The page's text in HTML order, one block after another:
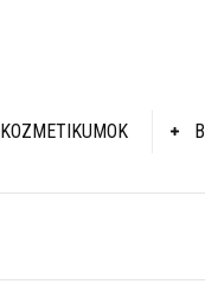
KOZMETIKUMOK